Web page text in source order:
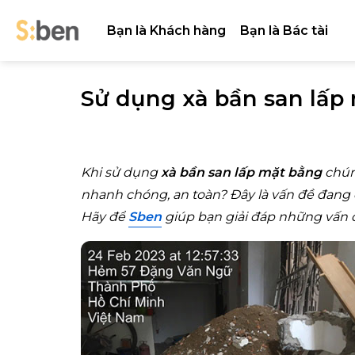
Bạn là Khách hàng Bạn là Bác tài
Sử dụng xà bần san
Khi sử dụng xà bần san lấp mặt bằng
nhanh chóng, an toàn? Đây là vấn đề
Hãy để Sben giúp bạn giải đáp những vấn